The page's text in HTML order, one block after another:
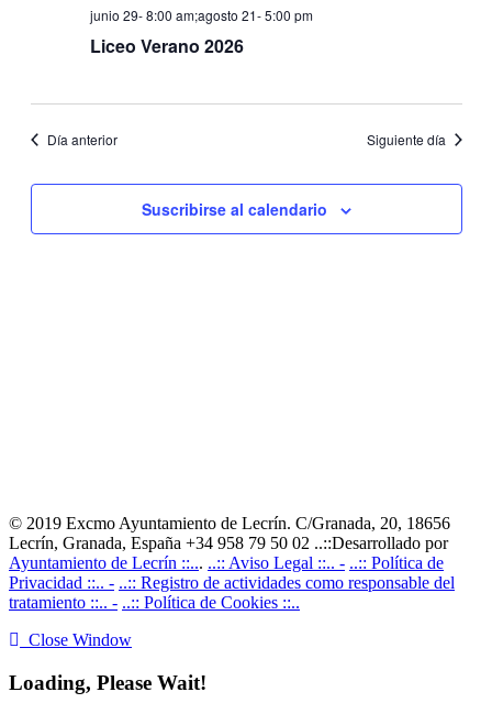
junio 29- 8:00 am;agosto 21- 5:00 pm
Liceo Verano 2026
Día anterior Siguiente día
Suscribirse al calendario
© 2019 Excmo Ayuntamiento de Lecrín. C/Granada, 20, 18656
Lecrín, Granada, España +34 958 79 50 02 ..::Desarrollado por
Ayuntamiento de Lecrín ::... ..:: Aviso Legal ::.. - ..:: Política de
Privacidad ::.. - ..:: Registro de actividades como responsable del
tratamiento ::.. - ..:: Política de Cookies ::..
Close Window
Loading, Please Wait!